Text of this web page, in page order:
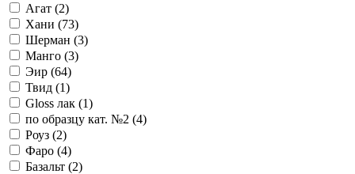
Агат (2)
Хани (73)
Шерман (3)
Манго (3)
Эир (64)
Твид (1)
Gloss лак (1)
по образцу кат. №2 (4)
Роуз (2)
Фаро (4)
Базальт (2)